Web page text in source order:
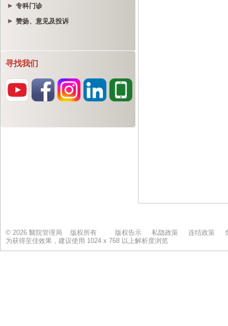
专科门诊
赞扬、意见及投诉
寻找我们
© 2026 醫院管理局 版权所有 版权告示 私隐政策 连结政策
为获得至佳效果，建议使用 1024 x 768 以上解析度浏览